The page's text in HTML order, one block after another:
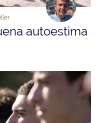
autoestima